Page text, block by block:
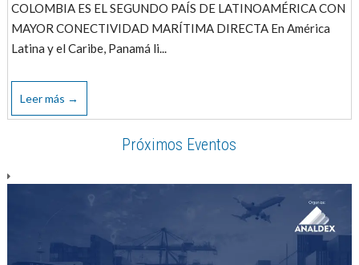
COLOMBIA ES EL SEGUNDO PAÍS DE LATINOAMÉRICA CON
MAYOR CONECTIVIDAD MARÍTIMA DIRECTA En América
Latina y el Caribe, Panamá li...
Leer más →
Próximos Eventos